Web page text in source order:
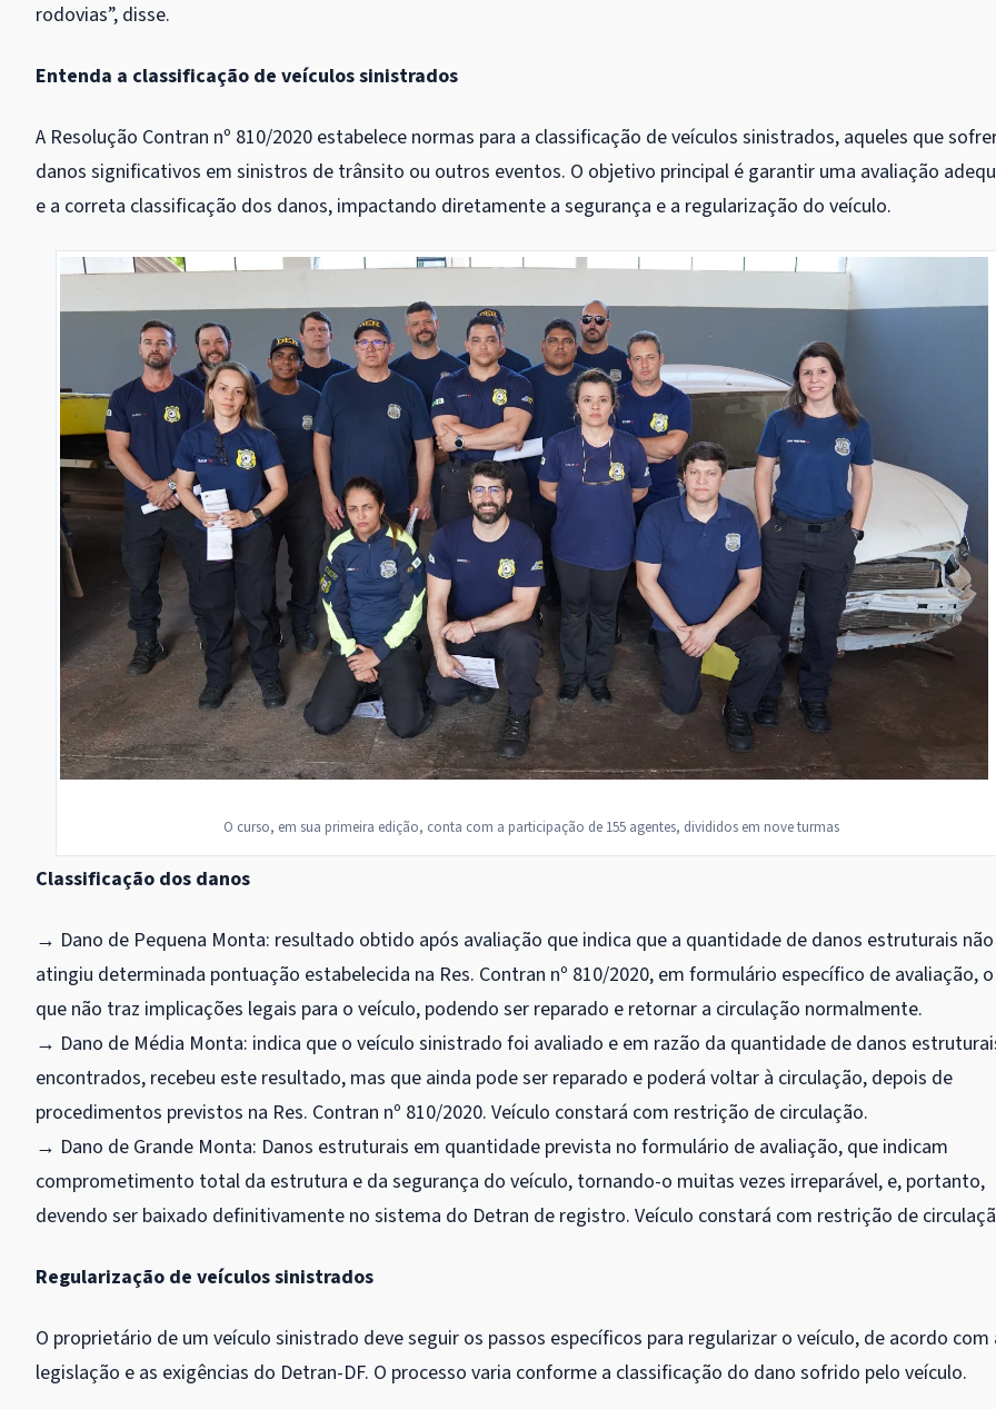
rodovias”, disse.
Entenda a classificação de veículos sinistrados
A Resolução Contran nº 810/2020 estabelece normas para a classificação de veículos sinistrados, aqueles que
danos significativos em sinistros de trânsito ou outros eventos. O objetivo principal é garantir uma avaliação
e a correta classificação dos danos, impactando diretamente a segurança e a regularização do veículo.
O curso, em sua primeira edição, conta com a participação de 155 agentes, divididos em nove turmas
Classificação dos danos
→ Dano de Pequena Monta: resultado obtido após avaliação que indica que a quantidade de danos estruturais não
atingiu determinada pontuação estabelecida na Res. Contran nº 810/2020, em formulário específico de avaliação, o
que não traz implicações legais para o veículo, podendo ser reparado e retornar a circulação normalmente.
→ Dano de Média Monta: indica que o veículo sinistrado foi avaliado e em razão da quantidade de danos
encontrados, recebeu este resultado, mas que ainda pode ser reparado e poderá voltar à circulação, depois de
procedimentos previstos na Res. Contran nº 810/2020. Veículo constará com restrição de circulação.
→ Dano de Grande Monta: Danos estruturais em quantidade prevista no formulário de avaliação, que indicam
comprometimento total da estrutura e da segurança do veículo, tornando-o muitas vezes irreparável, e, portanto,
devendo ser baixado definitivamente no sistema do Detran de registro. Veículo constará com restrição de
Regularização de veículos sinistrados
O proprietário de um veículo sinistrado deve seguir os passos específicos para regularizar o veículo, de acordo com
legislação e as exigências do Detran-DF. O processo varia conforme a classificação do dano sofrido pelo veículo.